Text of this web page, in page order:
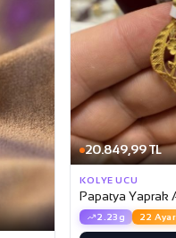
20.849,99 TL
KOLYE UCU
Papatya Yaprak
2.23g 22 Ayar